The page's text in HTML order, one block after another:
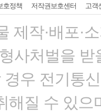
호정책 저작권보호센터 고객
제작·배포·
사처벌을 받
우 전기통
해질 수 있으